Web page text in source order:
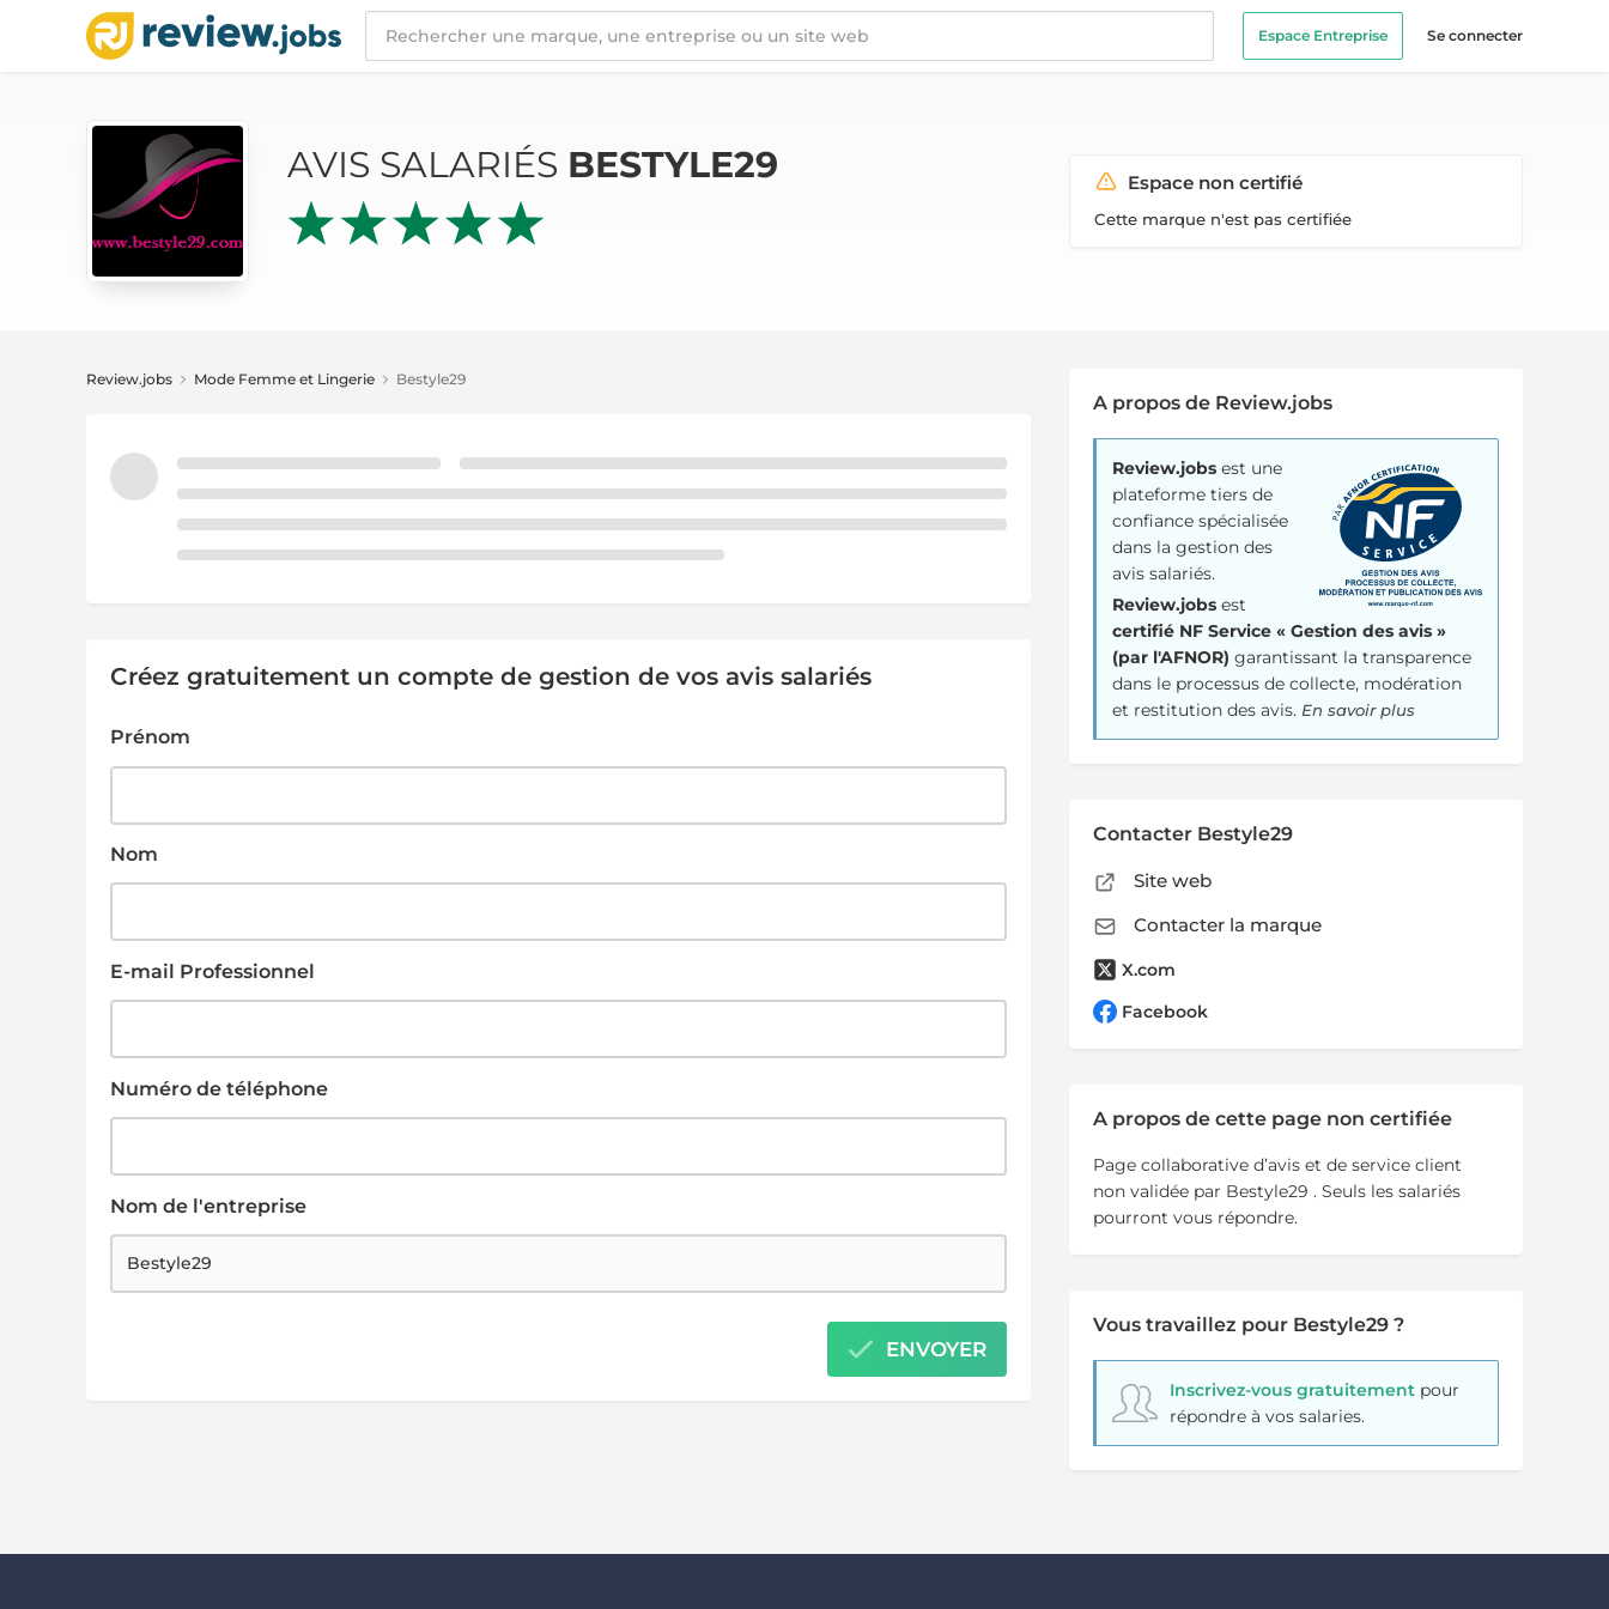
Espace Entreprise Se connecter
AVIS SALARIÉS BESTYLE29
AVIS SALARIÉS BESTYLE29 Espace non certifié
Cette marque n'est pas certifiée
Review.jobs Mode Femme et Lingerie Bestyle29
Créez gratuitement un compte de gestion de vos avis salariés
Prénom
Nom
E-mail Professionnel
Numéro de téléphone
Nom de l'entreprise
ENVOYER
A propos de Review.jobs
Review.jobs est une
plateforme tiers de
confiance spécialisée
dans la gestion des
avis salariés.
Review.jobs est
certifié NF Service « Gestion des avis »
(par l'AFNOR) garantissant la transparence
dans le processus de collecte, modération
et restitution des avis.En savoir plus
Contacter Bestyle29
Site web
Contacter la marque
X.com
Facebook
A propos de cette page non certifiée
Page collaborative d’avis et de service client
non validée par Bestyle29 . Seuls les salariés
pourront vous répondre.
Vous travaillez pour Bestyle29 ?
Inscrivez-vous gratuitementpour
répondre à vos salaries.